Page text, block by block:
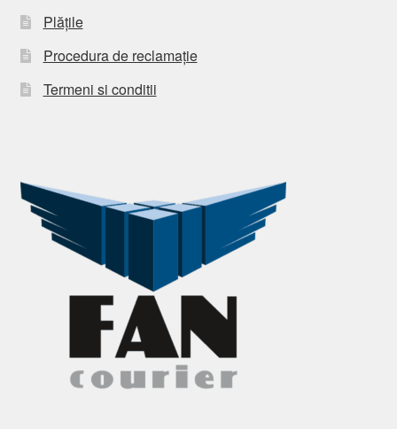
Plățile
Procedura de reclamație
Termeni si conditii